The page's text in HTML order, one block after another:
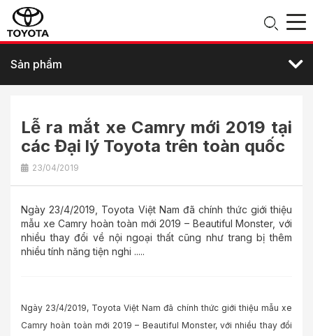
Sản phẩm
Lễ ra mắt xe Camry mới 2019 tại
các Đại lý Toyota trên toàn quốc
23/04/2019
Ngày 23/4/2019, Toyota Việt Nam đã chính thức giới thiệu
mẫu xe Camry hoàn toàn mới 2019 – Beautiful Monster, với
nhiều thay đổi về nội ngoại thất cũng như trang bị thêm
nhiều tính năng tiện nghi .....
Ngày 23/4/2019, Toyota Việt Nam đã chính thức giới thiệu mẫu xe
Camry hoàn toàn mới 2019 – Beautiful Monster, với nhiều thay đổi